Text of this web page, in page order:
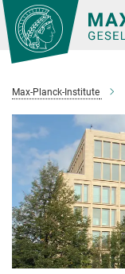
Hauptinhalt
Max-Planck-Institute